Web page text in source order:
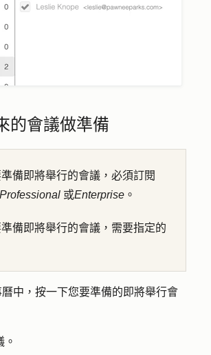
的會議做準備
備即將舉行的會議，必須訂閱
Professional 或Enterprise 。
備即將舉行的會議，需要指定的
中，按一下您要準備的即將舉行會
。